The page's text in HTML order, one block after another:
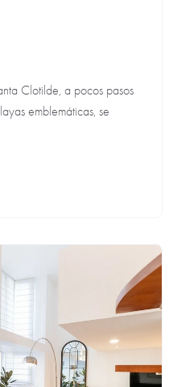
Clotilde, a pocos pasos
emblemáticas, se